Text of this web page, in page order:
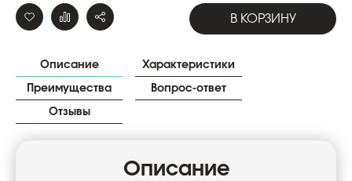
В КОРЗИНУ
Описание Характеристики
Преимущества Вопрос-ответ
Отзывы
Описание